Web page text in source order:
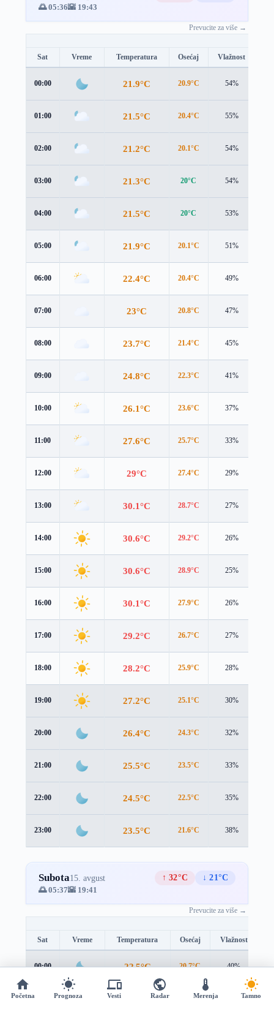
🌅 05:36🌇 19:43
Prevucite za više →
Sat Vreme Temperatura Osećaj Vlažnost
00:00 21.9°C 20.9°C 54%
01:00 21.5°C 20.4°C 55%
02:00 21.2°C 20.1°C 54%
03:00 21.3°C 20°C 54%
04:00 21.5°C 20°C 53%
05:00 21.9°C 20.1°C 51%
06:00 22.4°C 20.4°C 49%
07:00 23°C 20.8°C 47%
08:00 23.7°C 21.4°C 45%
09:00 24.8°C 22.3°C 41%
10:00 26.1°C 23.6°C 37%
11:00 27.6°C 25.7°C 33%
12:00 29°C 27.4°C 29%
13:00 30.1°C 28.7°C 27%
14:00 30.6°C 29.2°C 26%
15:00 30.6°C 28.9°C 25%
16:00 30.1°C 27.9°C 26%
17:00 29.2°C 26.7°C 27%
18:00 28.2°C 25.9°C 28%
19:00 27.2°C 25.1°C 30%
20:00 26.4°C 24.3°C 32%
21:00 25.5°C 23.5°C 33%
22:00 24.5°C 22.5°C 35%
23:00 23.5°C 21.6°C 38%
Subota15. avgust ↑ 32°C
↓ 21°C
🌅 05:37🌇 19:41
Prevucite za više →
Sat Vreme Temperatura Osećaj Vlažnost
00:00 22.5°C 20.7°C 40%
01:00 21.8°C 20.1°C
Početna Prognoza Vesti Radar Merenja Tamno